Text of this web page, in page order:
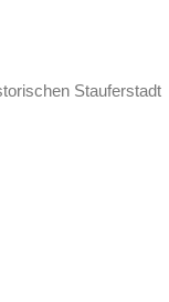
Stauferstadt